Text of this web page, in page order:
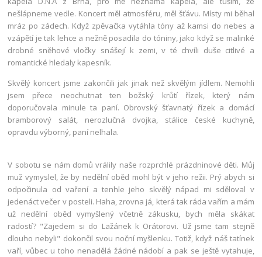
nešlápneme vedle. Koncert měl atmosféru, měl šťávu. Místy mi běhal
mráz po zádech. Když zpěvačka vytáhla tóny až kamsi do nebes a
vzápětí je tak lehce a nežně posadila do tóniny, jako když se malinké
drobné sněhové vločky snášejí k zemi, v té chvíli duše citlivé a
romantické hledaly kapesník.
Skvělý koncert jsme zakončili jak jinak než skvělým jídlem. Nemohli
jsem přece neochutnat ten božský krůtí řízek, který nám
doporučovala minule ta paní. Obrovský šťavnatý řízek a domácí
bramborový salát, nerozlučná dvojka, stálice české kuchyně,
opravdu výborný, paní nelhala.
V sobotu se nám domů vrálily naše rozprchlé prázdninové děti. Můj
muž vymyslel, že by nedělní oběd mohl být v jeho režii. Prý abych si
odpočinula od vaření a tenhle jeho skvělý nápad mi sděloval v
jedenáct večer v posteli. Haha, zrovna já, která tak ráda vařím a mám
už nedělní oběd vymyšlený včetně zákusku, bych měla skákat
radostí? "Zajedem si do Lažánek k Orátorovi. Už jsme tam stejně
dlouho nebyli" dokončil svou noční myšlenku. Totiž, když náš tatínek
vaří, vůbec u toho nenadělá žádné nádobí a pak se ještě vytahuje,